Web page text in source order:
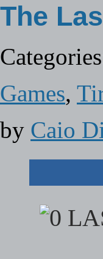
The
Games,
by Caio